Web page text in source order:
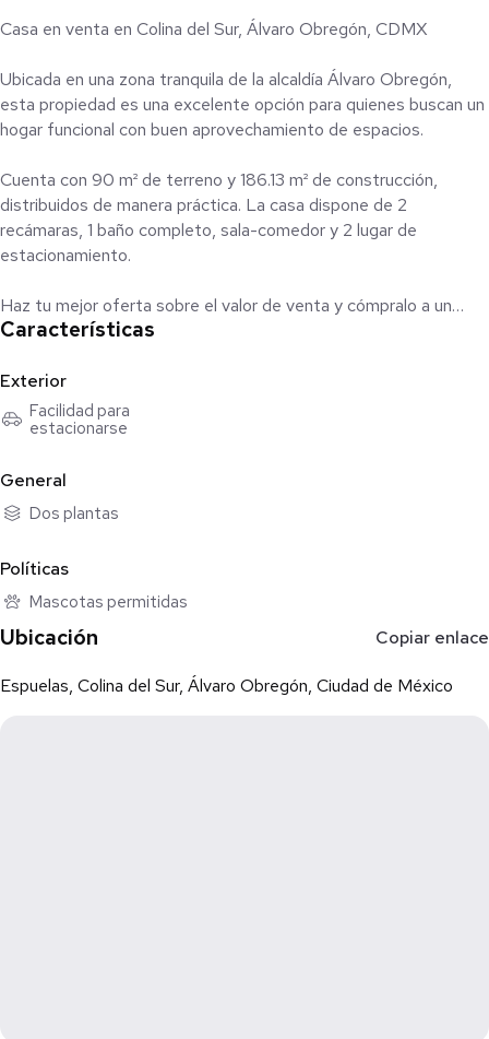
Casa en venta en Colina del Sur, Álvaro Obregón, CDMX
Ubicada en una zona tranquila de la alcaldía Álvaro Obregón,
esta propiedad es una excelente opción para quienes buscan un
hogar funcional con buen aprovechamiento de espacios.
Cuenta con 90 m² de terreno y 186.13 m² de construcción,
distribuidos de manera práctica. La casa dispone de 2
recámaras, 1 baño completo, sala-comedor y 2 lugar de
estacionamiento.
Haz tu mejor oferta sobre el valor de venta y cómpralo a un
super precio.
enganches.
Los inmuebles están sujetos a cambio de precio, sin previo
aviso. Todo el proceso ante notario público. No se aceptan
Tenemos Inmuebles a crédito o de contado a nivel nacional
Características
Exterior
Facilidad para
estacionarse
General
Dos plantas
Políticas
Mascotas permitidas
Ubicación Copiar enlace
Espuelas, Colina del Sur, Álvaro Obregón, Ciudad de México